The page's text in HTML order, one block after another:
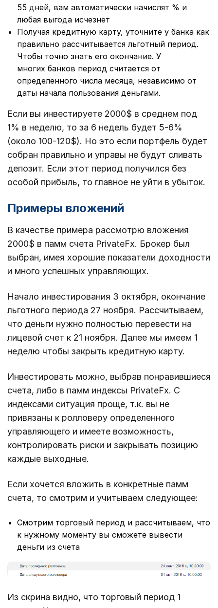
55 дней, вам автоматически начислят % и
любая выгода исчезнет
Получая кредитную карту, уточните у банка как
правильно рассчитывается льготный период.
Чтобы точно знать его окончание. У
многих банков период считается от
определенного числа месяца, независимо от
даты начала пользования деньгами.
Если вы инвестируете 2000$ в среднем под
1% в неделю, то за 6 недель будет 5-6%
(около 100-120$). Но это если портфель будет
собран правильно и управы не будут сливать
депозит. Если этот период получился без
особой прибыль, то главное не уйти в убыток.
Примеры вложений
В качестве примера рассмотрю вложения
2000$ в памм счета PrivateFx. Брокер был
выбран, имея хорошие показатели доходности
и много успешных управляющих.
Начало инвестирования 3 октября, окончание
льготного периода 27 ноября. Рассчитываем,
что деньги нужно полностью перевести на
лицевой счет к 21 ноября. Далее мы имеем 1
неделю чтобы закрыть кредитную карту.
Инвестировать можно, выбрав понравившиеся
счета, либо в памм индексы PrivateFx. С
индексами ситуация проще, т.к. вы не
привязаны к ролловеру определенного
управляющего и имеете возможность,
контролировать риски и закрывать позицию
каждые выходные.
Если хочется вложить в конкретные памм
счета, то смотрим и учитываем следующее:
Смотрим торговый период и рассчитываем, что
к нужному моменту вы сможете вывести
деньги из счета
Из скрина видно, что торговый период 1